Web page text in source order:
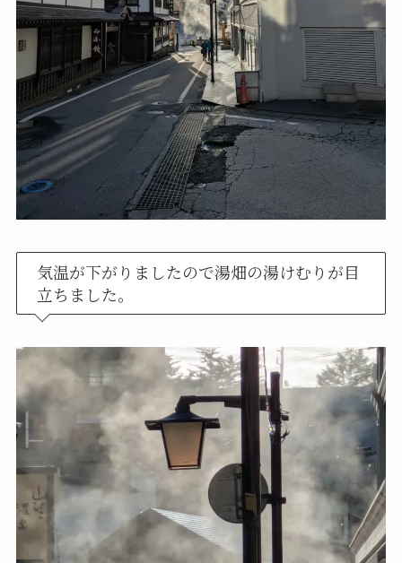
気温が下がりましたので湯畑の湯けむりが目
立ちました。